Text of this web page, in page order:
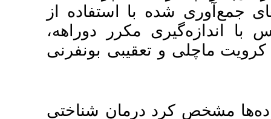
با استفاده از
دوراهه،
بونفرنی
شناختی